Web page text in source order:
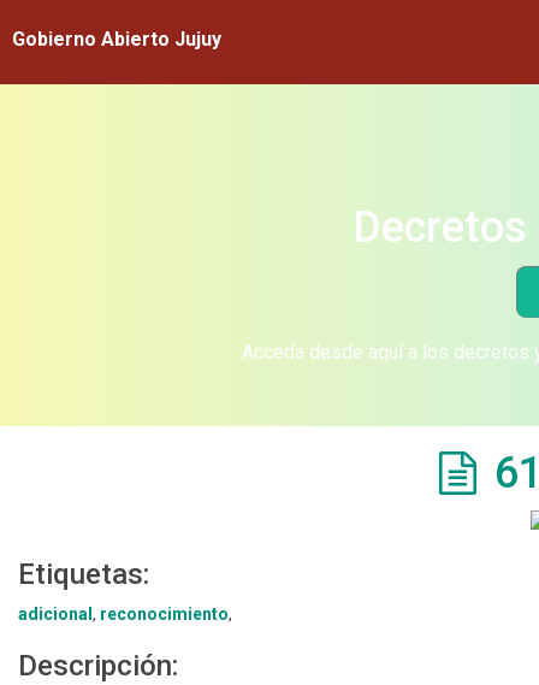
Gobierno Abierto Jujuy
Acceda desde aquí a los
Etiquetas:
adicional , reconocimiento,
Descripción: